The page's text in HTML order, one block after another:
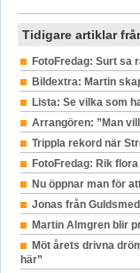
Tidigare artiklar
FotoFredag: Surt sa
Bildextra: Martin
Lista: Se vilka som
Arrangören: ”Man
Trippla rekord när
FotoFredag: Rik
Nu öppnar man för
Jonas från
Martin Almgren blir
Möt årets drivna
här”